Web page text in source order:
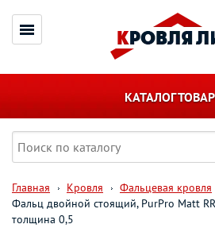
КАТАЛОГ
Главная Кровля
Фальцевая кровля
Фальц двойной стоящий, PurPro Matt
толщина 0,5